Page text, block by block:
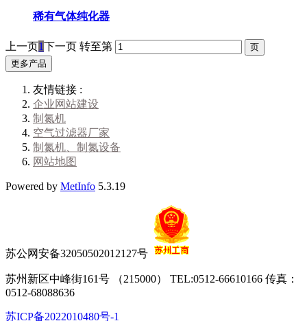
稀有气体纯化器
上一页1下一页 转至第
更多产品
友情链接 :
企业网站建设
制氮机
空气过滤器厂家
制氮机、制氮设备
网站地图
Powered by MetInfo 5.3.19
苏公网安备32050502012127号
苏州新区中峰街161号 （215000） TEL:0512-66610166 传真：
0512-68088636
苏ICP备2022010480号-1